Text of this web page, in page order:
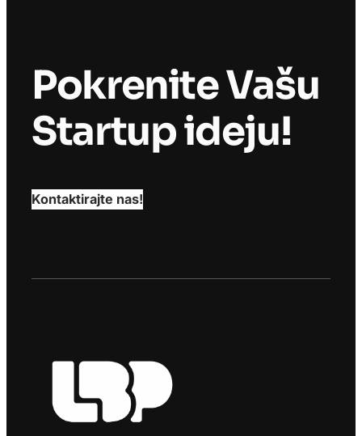
Pokrenite Vašu
Startup ideju!
Kontaktirajte nas!